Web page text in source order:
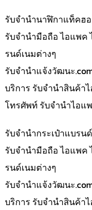
รับจำนำนาฬิกาแท็คฮ
รับจำนำมือถือ ไอแพค
รนด์เนมต่างๆ
รับจํานําแจ้งวัฒนะ
บริการ รับจำนำสินค้า
โทรศัพท์ รับจำนำไอแ
รับจำนำกระเป๋าแบรน
รับจำนำมือถือ ไอแพค
รนด์เนมต่างๆ
รับจํานําแจ้งวัฒนะ
บริการ รับจำนำสินค้า